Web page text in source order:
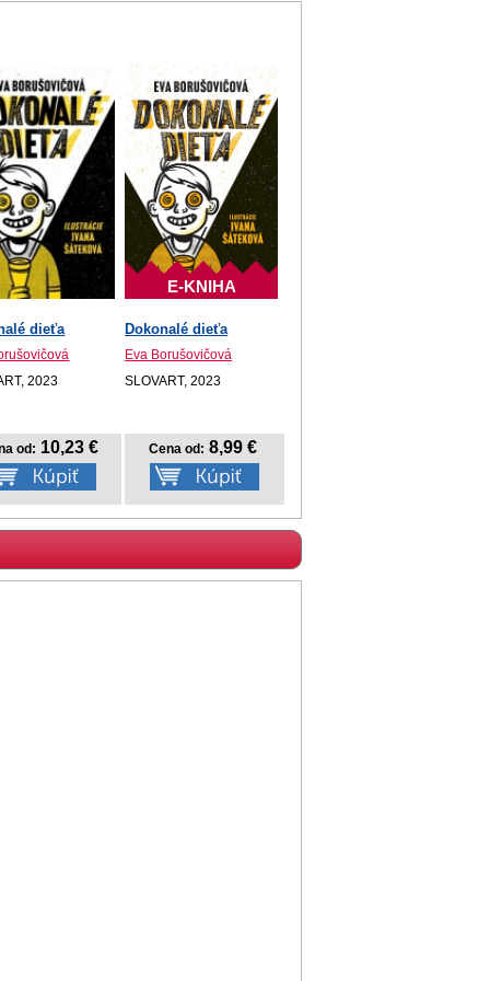
dieťa
2023
od: 10,23 €
E-KNIHA
Dokonalé dieťa
Eva Borušovičová
SLOVART, 2023
Cena od: 8,99 €